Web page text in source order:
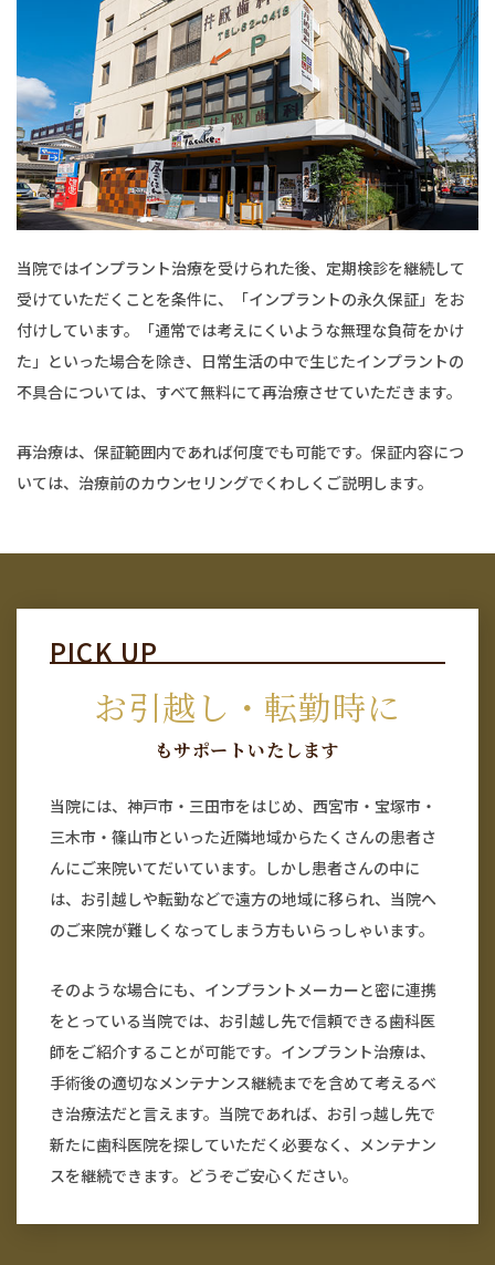
当院ではインプラント治療を受けられた後、定期検診を継続して
受けていただくことを条件に、「インプラントの永久保証」をお
付けしています。「通常では考えにくいような無理な負荷をかけ
た」といった場合を除き、日常生活の中で生じたインプラントの
不具合については、すべて無料にて再治療させていただきます。
再治療は、保証範囲内であれば何度でも可能です。保証内容につ
いては、治療前のカウンセリングでくわしくご説明します。
お引越し・転勤時に
もサポートいたします
当院には、神戸市・三田市をはじめ、西宮市・宝塚市・
三木市・篠山市といった近隣地域からたくさんの患者さ
んにご来院いてだいています。しかし患者さんの中に
は、お引越しや転勤などで遠方の地域に移られ、当院へ
のご来院が難しくなってしまう方もいらっしゃいます。
そのような場合にも、インプラントメーカーと密に連携
をとっている当院では、お引越し先で信頼できる歯科医
師をご紹介することが可能です。インプラント治療は、
手術後の適切なメンテナンス継続までを含めて考えるべ
き治療法だと言えます。当院であれば、お引っ越し先で
新たに歯科医院を探していただく必要なく、メンテナン
スを継続できます。どうぞご安心ください。